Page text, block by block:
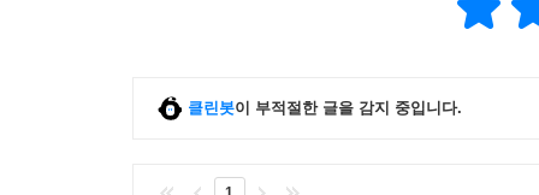
클린봇이 부적절한 글을 감지 중입니다.